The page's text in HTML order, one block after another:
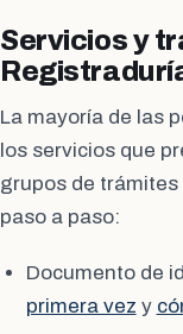
Servicios y
La mayoría de las
los servicios que
grupos de
paso a paso:
Documento de
primera vez y